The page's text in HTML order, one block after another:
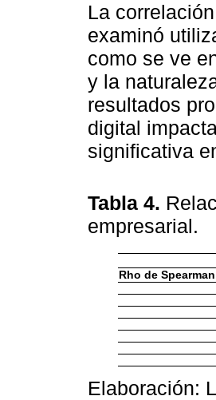
La
examinó
como se ve
y la
resultados
digital
significativa
Tabla 4.
empresarial.
Rho de Spearman
Elaboración: